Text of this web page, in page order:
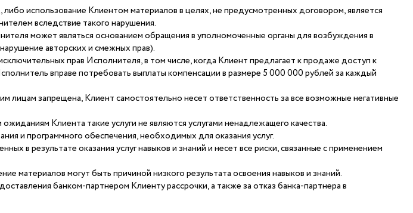
использование Клиентом материалов в целях, не предусмотренных договором, является
вследствие такого нарушения.
может являться основанием обращения в уполномоченные органы для возбуждения в
авторских и смежных прав).
прав Исполнителя, в том числе, когда Клиент предлагает к продаже доступ к
вправе потребовать выплаты компенсации в размере 5 000 000 рублей за каждый
лицам запрещена, Клиент самостоятельно несет ответственность за все возможные негативные
Клиента такие услуги не являются услугами ненадлежащего качества.
и программного обеспечения, необходимых для оказания услуг.
в результате оказания услуг навыков и знаний и несет все риски, связанные с применением
материалов могут быть причиной низкого результата освоения навыков и знаний.
банком-партнером Клиенту рассрочки, а также за отказ банка-партнера в